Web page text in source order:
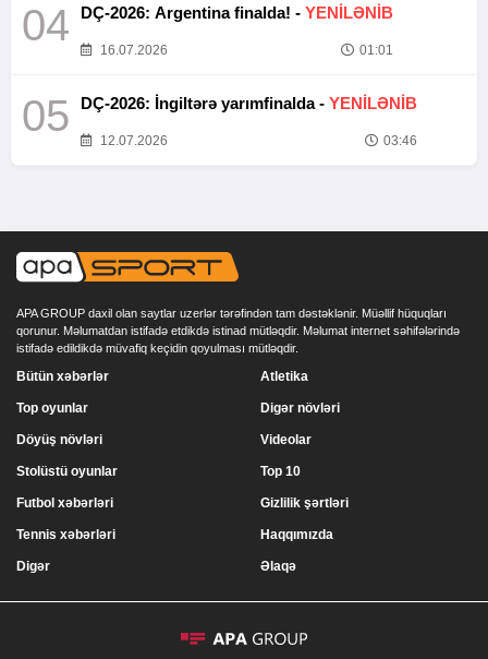
04 DÇ-2026: Argentina finalda! - YENİLƏNİB
16.07.2026 01:01
05 DÇ-2026: İngiltərə yarımfinalda - YENİLƏNİB
12.07.2026 03:46
APA GROUP daxil olan saytlar uzerlər tərəfindən tam dəstəklənir. Müəllif hüquqları
qorunur. Məlumatdan istifadə etdikdə istinad mütləqdir. Məlumat internet səhifələrində
istifadə edildikdə müvafiq keçidin qoyulması mütləqdir.
Bütün xəbərlər
Top oyunlar
Döyüş növləri
Stolüstü oyunlar
Atletika
Digər növləri
Videolar
Top 10
Futbol xəbərləri
Tennis xəbərləri
Digər
Gizlilik şərtləri
Haqqımızda
Əlaqə